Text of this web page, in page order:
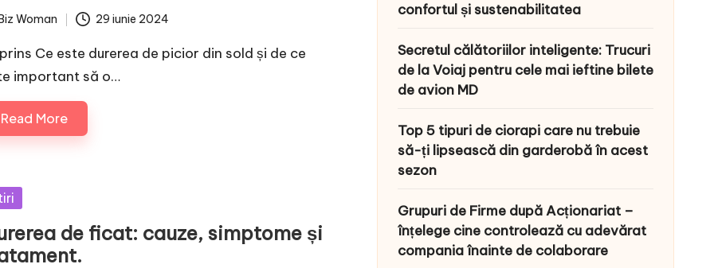
Woman 29 iunie 2024
Ce este durerea de picior din sold și de ce
important să o…
Read More
de ficat: cauze, simptome și
confortul și sustenabilitatea
Secretul călătoriilor inteligente: Trucuri
de la Voiaj pentru cele mai ieftine bilete
de avion MD
Top 5 tipuri de ciorapi care nu trebuie
să-ți lipsească din garderobă în acest
sezon
Grupuri de Firme după Acționariat –
înțelege cine controlează cu adevărat
compania înainte de colaborare